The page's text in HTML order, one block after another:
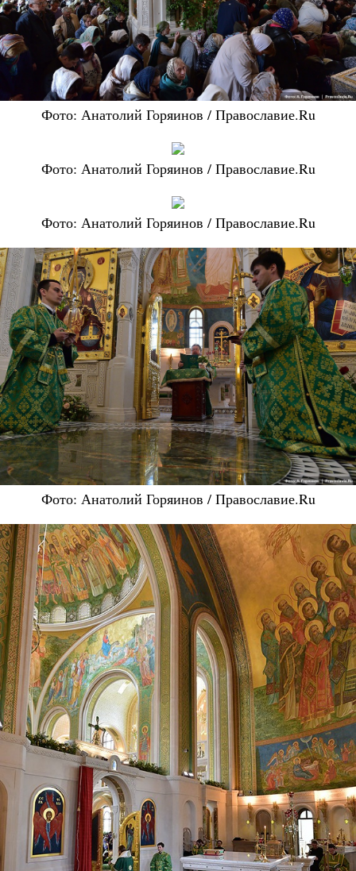
Фото: Анатолий Горяинов / Православие.Ru
Фото: Анатолий Горяинов / Православие.Ru
Фото: Анатолий Горяинов / Православие.Ru
Фото: Анатолий Горяинов / Православие.Ru